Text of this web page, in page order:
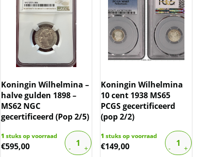
Koningin Wilhelmina –
halve gulden 1898 –
MS62 NGC
gecertificeerd (Pop 2/5)
1 stuks op voorraad
€595,00
Koningin Wilhelmina
10 cent 1938 MS65
PCGS gecertificeerd
(pop 2/2)
1 stuks op voorraad
€149,00